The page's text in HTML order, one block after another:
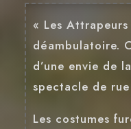
« Les
déambulatoire.
d’une envie de
spectacle de
Les costumes